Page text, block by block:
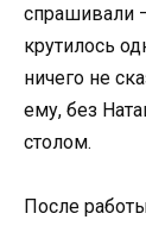
спрашивали
крутилось
ничего не
ему, без
столом.
После